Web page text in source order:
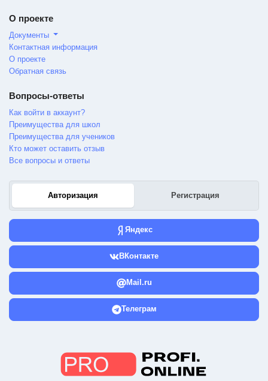
О проекте
Документы
Контактная информация
О проекте
Обратная связь
Вопросы-ответы
Как войти в аккаунт?
Преимущества для школ
Преимущества для учеников
Кто может оставить отзыв
Все вопросы и ответы
Авторизация Регистрация
Яндекс
ВКонтакте
Mail.ru
Телеграм